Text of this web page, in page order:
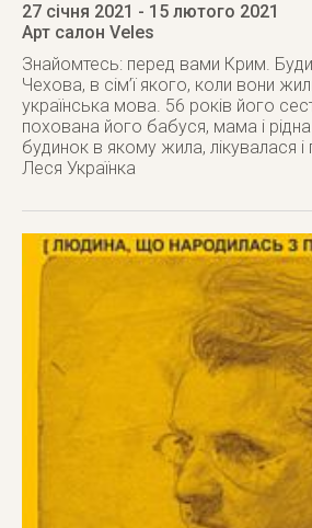
27 січня 2021 - 15 лютого 2021
Арт салон Veles
Знайомтесь: перед вами Крим.
Чехова, в сім’ї якого, коли вони
українська мова. 56 років його
похована його бабуся, мама і
будинок в якому жила, лікувалася і
Леся Українка